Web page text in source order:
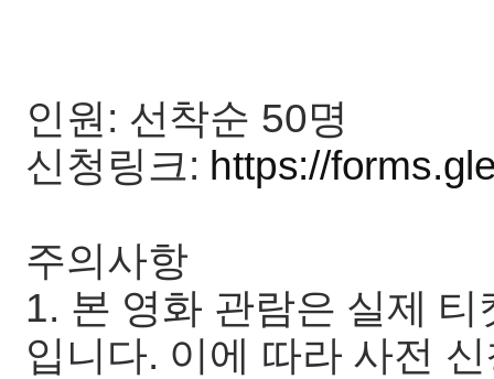
인원: 선착순 50명
신청링크: https://
주의사항
1. 본 영화 관람은 실제
입니다. 이에 따라 사전